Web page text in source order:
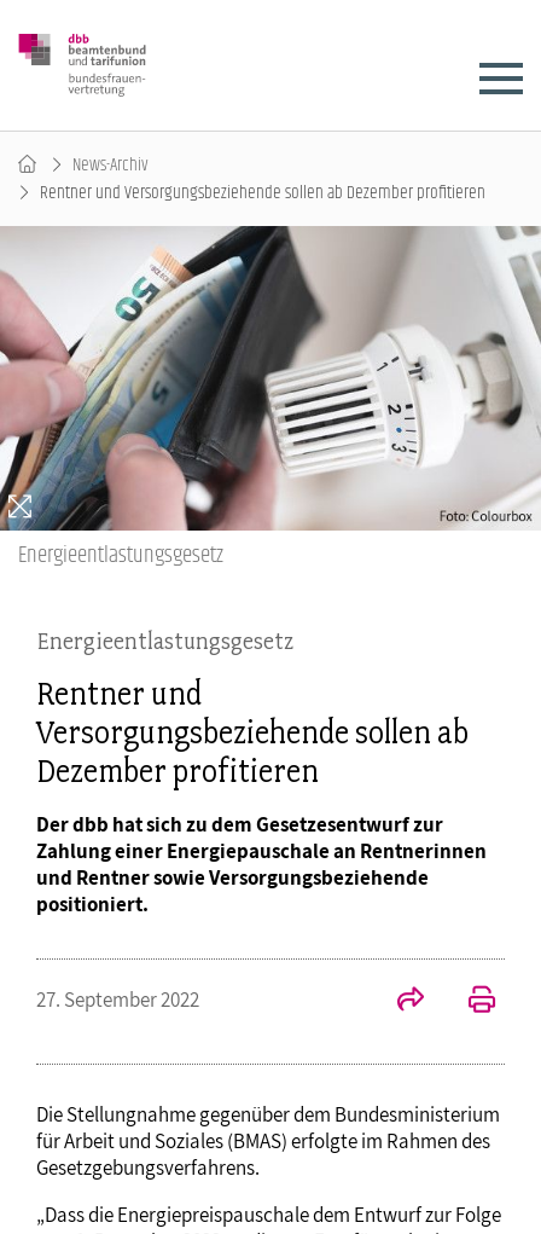
News-Archiv
Rentner und Versorgungsbeziehende sollen ab Dezember profitieren
Energieentlastungsgesetz
Energieentlastungsgesetz
Rentner und
Versorgungsbeziehende sollen ab
Dezember profitieren
Der dbb hat sich zu dem Gesetzesentwurf zur
Zahlung einer Energiepauschale an Rentnerinnen
und Rentner sowie Versorgungsbeziehende
positioniert.
27. September 2022
Die Stellungnahme gegenüber dem Bundesministerium
für Arbeit und Soziales (BMAS) erfolgte im Rahmen des
Gesetzgebungsverfahrens.
„Dass die Energiepreispauschale dem Entwurf zur Folge